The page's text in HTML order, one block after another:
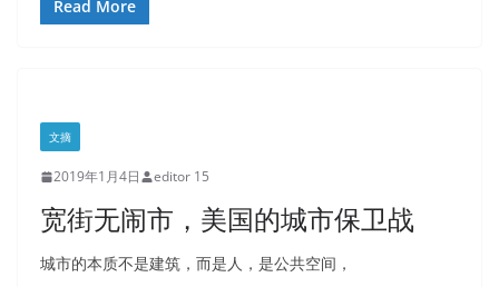
Read More
文摘
2019年1月4日 editor 15
宽街无闹市，美国的城市保卫战
城市的本质不是建筑，而是人，是公共空间，